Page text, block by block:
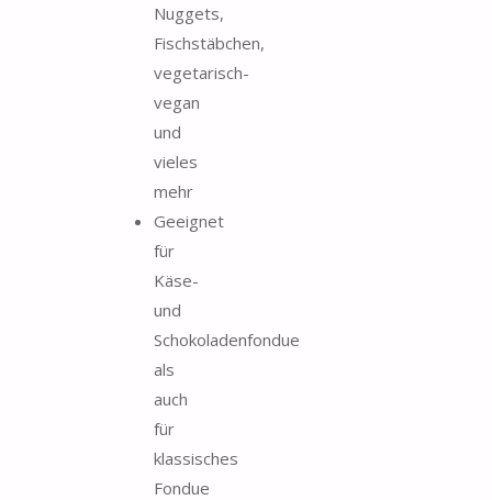
Nuggets,
Fischstäbchen,
vegetarisch-
vegan
und
vieles
mehr
Geeignet
für
Käse-
und
Schokoladenfondue
als
auch
für
klassisches
Fondue